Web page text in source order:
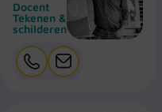
Docent
Tekenen &
schilderen